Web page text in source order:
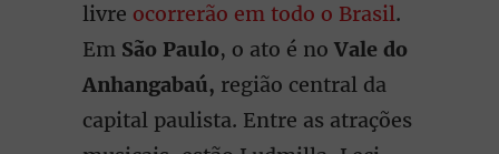
livre ocorrerão em todo o Brasil.
Em São Paulo, o ato é no Vale do
Anhangabaú, região central da
capital paulista. Entre as atrações